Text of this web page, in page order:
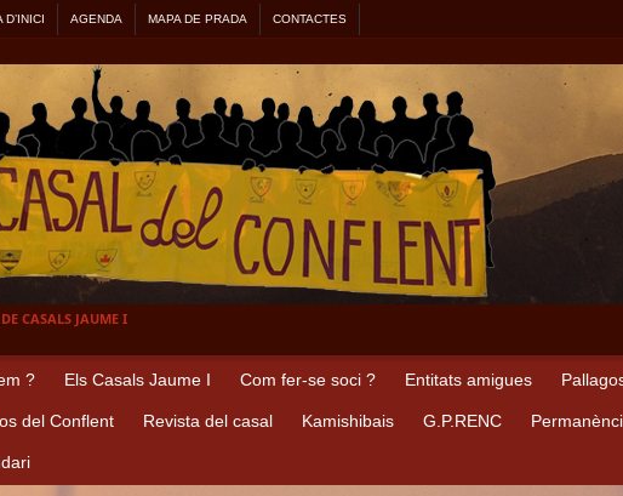
D’INICI AGENDA MAPA DE PRADA CONTACTES
CASALS JAUME I
? Els Casals Jaume I Com fer-se soci ? Entitats amigues
del Conflent Revista del casal Kamishibais G.P.RENC